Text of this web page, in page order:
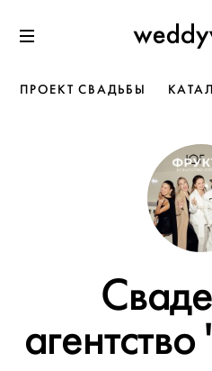
к содержанию
ПРОЕКТ СВАДЬБЫ